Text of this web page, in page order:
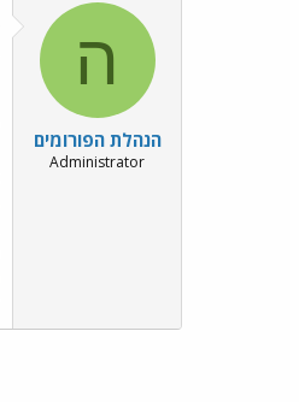
ס
ם
ב
ת
ר
ה
הנהלת הפורומים
Administrator